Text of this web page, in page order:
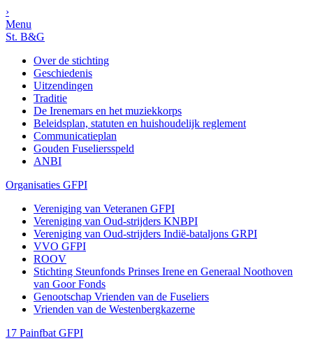
›
Menu
St. B&G
Over de stichting
Geschiedenis
Uitzendingen
Traditie
De Irenemars en het muziekkorps
Beleidsplan, statuten en huishoudelijk reglement
Communicatieplan
Gouden Fuseliersspeld
ANBI
Organisaties GFPI
Vereniging van Veteranen GFPI
Vereniging van Oud-strijders KNBPI
Vereniging van Oud-strijders Indië-bataljons GRPI
VVO GFPI
ROOV
Stichting Steunfonds Prinses Irene en Generaal Noothoven
van Goor Fonds
Genootschap Vrienden van de Fuseliers
Vrienden van de Westenbergkazerne
17 Painfbat GFPI